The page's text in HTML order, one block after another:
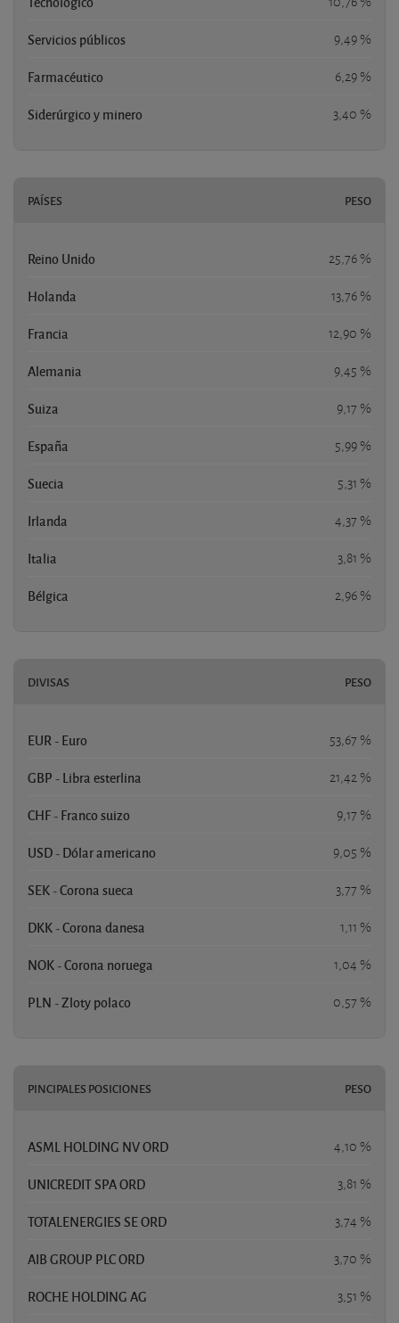
Servicios públicos 9,49 %
Farmacéutico 6,29 %
Siderúrgico y minero 3,40 %
PAÍSES PESO
Reino Unido 25,76 %
Holanda 13,76 %
Francia 12,90 %
Alemania 9,45 %
Suiza 9,17 %
España 5,99 %
Suecia 5,31 %
Irlanda 4,37 %
Italia 3,81 %
Bélgica 2,96 %
DIVISAS PESO
EUR - Euro 53,67 %
GBP - Libra esterlina 21,42 %
CHF - Franco suizo 9,17 %
USD - Dólar americano 9,05 %
SEK - Corona sueca 3,77 %
DKK - Corona danesa 1,11 %
NOK - Corona noruega 1,04 %
PLN - Zloty polaco 0,57 %
PINCIPALES POSICIONES PESO
ASML HOLDING NV ORD 4,10 %
UNICREDIT SPA ORD 3,81 %
TOTALENERGIES SE ORD 3,74 %
AIB GROUP PLC ORD 3,70 %
ROCHE HOLDING AG 3,51 %